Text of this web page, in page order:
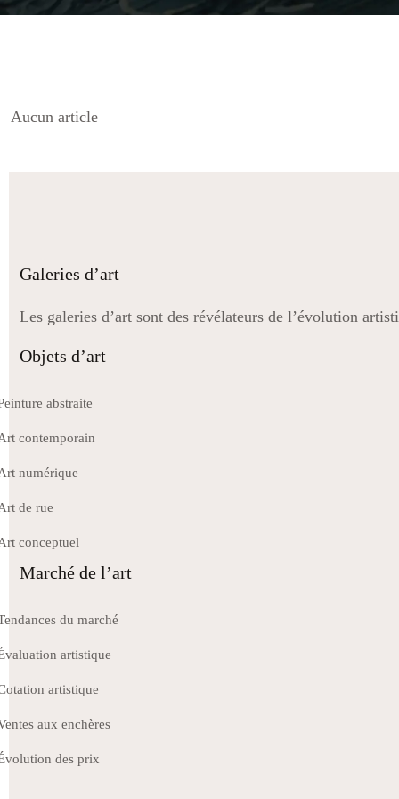
Aucun article
Galeries d’art
Les galeries d’art sont des révélateurs de l’évolution
Objets d’art
abstraite
contemporain
numérique
de rue
conceptuel
Marché de l’art
du marché
artistique
artistique
aux enchères
des prix